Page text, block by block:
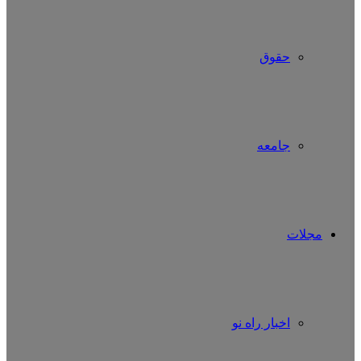
حقوق
جامعه
مجلات
اخبار راه نو